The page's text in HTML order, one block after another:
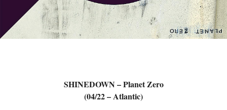
SHINEDOWN – Planet Zero
(04/22 – Atlantic)